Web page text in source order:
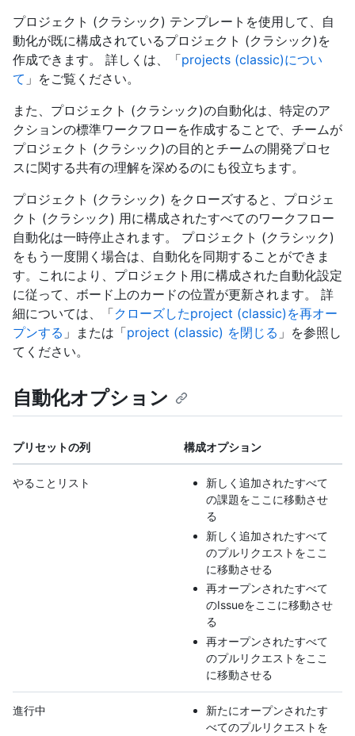
プロジェクト (クラシック) テンプレートを使用して、自
動化が既に構成されているプロジェクト (クラシック)を
作成できます。 詳しくは、「projects (classic)につい
て 」をご覧ください。
また、プロジェクト (クラシック)の自動化は、特定のア
クションの標準ワークフローを作成することで、チームが
プロジェクト (クラシック)の目的とチームの開発プロセ
スに関する共有の理解を深めるのにも役立ちます。
プロジェクト (クラシック) をクローズすると、プロジェ
クト (クラシック) 用に構成されたすべてのワークフロー
自動化は一時停止されます。 プロジェクト (クラシック)
をもう一度開く場合は、自動化を同期することができま
す。これにより、プロジェクト用に構成された自動化設定
に従って、ボード上のカードの位置が更新されます。 詳
細については、「クローズしたproject (classic)を再オー
プンする 」または「project (classic) を閉じる 」を参照し
てください。
自動化オプション
プリセットの列 構成オプション
やることリスト
新しく追加されたすべて
の課題をここに移動させ
る
新しく追加されたすべて
のプルリクエストをここ
に移動させる
再オープンされたすべて
のIssueをここに移動させ
る
再オープンされたすべて
のプルリクエストをここ
に移動させる
進行中
新たにオープンされたす
べてのプルリクエストを